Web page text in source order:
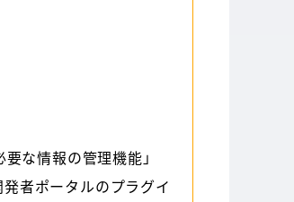
な情報の管理機能」
者ポータルのプラグイ